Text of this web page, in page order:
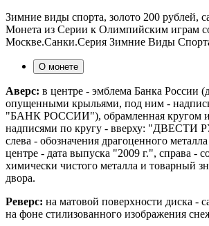
Зимние виды спорта, золото 200 рублей,
Монета из Серии к Олимпийским играм
Москве.Санки.Серия Зимние Виды
О монете
Аверс: в центре - эмблема Банка России
опущенными крыльями, под ним -
"БАНК РОССИИ"), обрамленная кругом
надписями по кругу - вверху: "ДВЕСТИ
слева - обозначения драгоценного
центре - дата выпуска "2009 г.", справа -
химически чистого металла и товарный
двора.
Реверс: на матовой поверхности диска -
на фоне стилизованного изображения